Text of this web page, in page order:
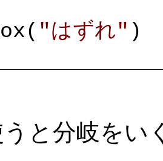
"はずれ" )
と分岐をい